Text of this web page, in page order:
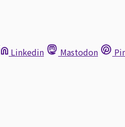
Linkedin Mastodon